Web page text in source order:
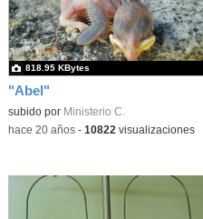
"Abel"
subido por Ministerio C.
818.95 KBytes
-hace 20 años- 10822 visualizaciones